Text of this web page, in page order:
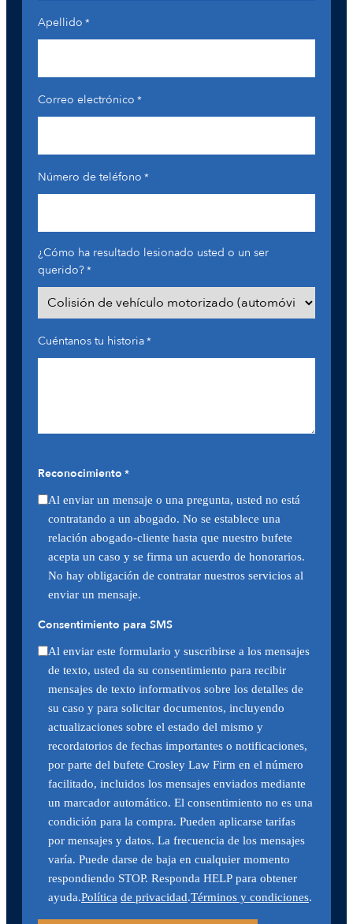
Apellido *
Correo electrónico *
Número de teléfono *
¿Cómo ha resultado lesionado usted o un ser
querido?*
Cuéntanos tu historia*
Reconocimiento *
Al enviar un mensaje o una pregunta, usted no está
contratando a un abogado. No se establece una
relación abogado-cliente hasta que nuestro bufete
acepta un caso y se firma un acuerdo de honorarios.
No hay obligación de contratar nuestros servicios al
enviar un mensaje.
Consentimiento para SMS
Al enviar este formulario y suscribirse a los mensajes
de texto, usted da su consentimiento para recibir
mensajes de texto informativos sobre los detalles de
su caso y para solicitar documentos, incluyendo
actualizaciones sobre el estado del mismo y
recordatorios de fechas importantes o notificaciones,
por parte del bufete Crosley Law Firm en el número
facilitado, incluidos los mensajes enviados mediante
un marcador automático. El consentimiento no es una
condición para la compra. Pueden aplicarse tarifas
por mensajes y datos. La frecuencia de los mensajes
varía. Puede darse de baja en cualquier momento
respondiendo STOP. Responda HELP para obtener
ayuda.Política de privacidad.Términos y condiciones.